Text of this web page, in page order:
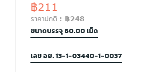
฿211
ราคาปกติ : ฿248
ขนาดบรรจุ 60.00 เม็ด
เลข อย. 13-1-03440-1-0037